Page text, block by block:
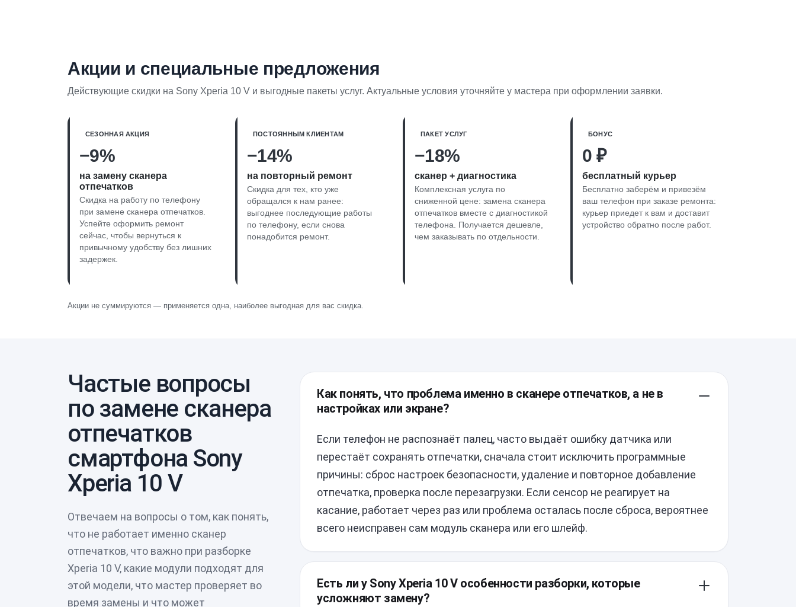
Акции и специальные предложения
Действующие скидки на Sony Xperia 10 V и выгодные пакеты услуг. Актуальные условия уточняйте у мастера при оформлении заявки.
СЕЗОННАЯ АКЦИЯ
−9%
на замену сканера
отпечатков
Скидка на работу по телефону
при замене сканера отпечатков.
Успейте оформить ремонт
сейчас, чтобы вернуться к
привычному удобству без лишних
задержек.
ПОСТОЯННЫМ КЛИЕНТАМ
−14%
на повторный ремонт
Скидка для тех, кто уже
обращался к нам ранее:
выгоднее последующие работы
по телефону, если снова
понадобится ремонт.
ПАКЕТ УСЛУГ
−18%
сканер + диагностика
Комплексная услуга по
сниженной цене: замена сканера
отпечатков вместе с диагностикой
телефона. Получается дешевле,
чем заказывать по отдельности.
БОНУС
0 ₽
бесплатный курьер
Бесплатно заберём и привезём
ваш телефон при заказе ремонта:
курьер приедет к вам и доставит
устройство обратно после работ.
Акции не суммируются — применяется одна, наиболее выгодная для вас скидка.
Частые вопросы
по замене сканера
отпечатков
смартфона Sony
Xperia 10 V
Отвечаем на вопросы о том, как понять,
что не работает именно сканер
отпечатков, что важно при разборке
Xperia 10 V, какие модули подходят для
этой модели, что мастер проверяет во
время замены и что может
Как понять, что проблема именно в сканере отпечатков, а не в
настройках или экране?
Если телефон не распознаёт палец, часто выдаёт ошибку датчика или
перестаёт сохранять отпечатки, сначала стоит исключить программные
причины: сброс настроек безопасности, удаление и повторное добавление
отпечатка, проверка после перезагрузки. Если сенсор не реагирует на
касание, работает через раз или проблема осталась после сброса, вероятнее
всего неисправен сам модуль сканера или его шлейф.
Есть ли у Sony Xperia 10 V особенности разборки, которые
усложняют замену?